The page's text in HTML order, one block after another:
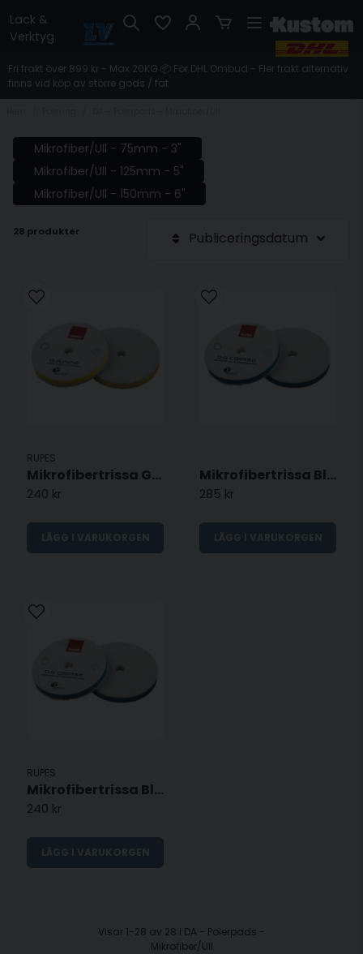
Lack &
Verktyg
Fri frakt över 899 kr - Max 20KG 📦 För DHL Ombud - Fler frakt alternativ
finns vid köp av större gods / fat
Mikrofiber/Ull - 75mm - 3"
Mikrofiber/Ull - 125mm - 5"
Mikrofiber/Ull - 150mm - 6"
28 produkter Publiceringsdatum
RUPES
Mikrofibertrissa Gul - 130mm
240 kr
LÄGG I VARUKORGEN
Mikrofibertrissa Blå - 160mm
285 kr
LÄGG I VARUKORGEN
RUPES
Mikrofibertrissa Blå - 130mm
240 kr
LÄGG I VARUKORGEN
Visar 1-28 av 28 i DA - Polerpads -
Mikrofiber/Ull